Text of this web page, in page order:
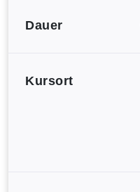
Dauer
Kursort